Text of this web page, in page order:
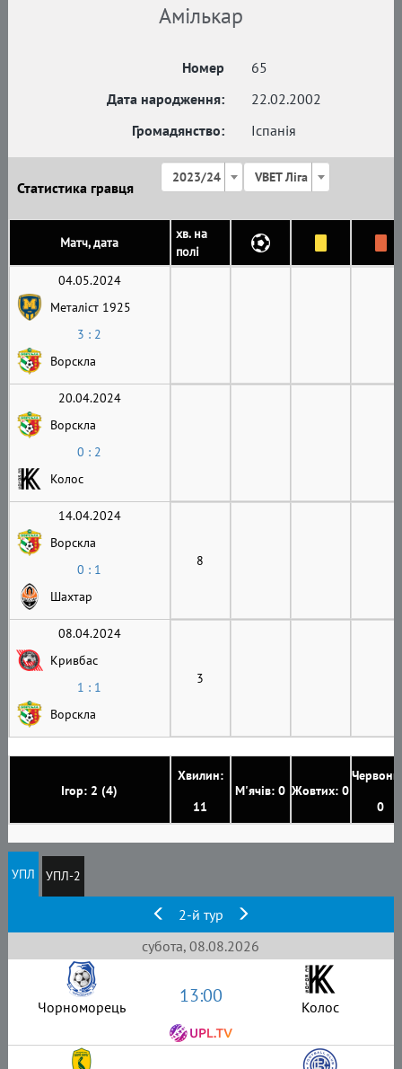
Амількар
Номер
65
Дата народження:
22.02.2002
Громадянство:
Іспанія
Статистика гравця
2023/24 VBET Ліга
Матч, дата
хв. на
полі
Ігор: 2 (4)
Хвилин:
11
М'ячів: 0 Жовтих: 0
0
04.05.2024
Металіст 1925
3 : 2
Ворскла
20.04.2024
Ворскла
0 : 2
Колос
14.04.2024
Ворскла
0 : 1
Шахтар
8
08.04.2024
Кривбас
1 : 1
Ворскла
3
УПЛ УПЛ-2
2-й тур
субота, 08.08.2026
Чорноморець 13:00 Колос